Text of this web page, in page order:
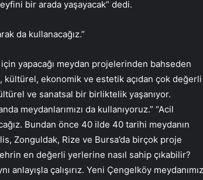
bir arada yaşayacak” dedi.
da kullanacağız.”
yapacağı meydan projelerinden bahseden
kültürel, ekonomik ve estetik açıdan çok değerli
ve sanatsal bir birliktelik yaşanıyor.
meydanlarımızı da kullanıyoruz.” “Acil
Bundan önce 40 ilde 40 tarihi meydanın
Zonguldak, Rize ve Bursa’da birçok proje
en değerli yerlerine nasıl sahip çıkabilir?
anlayışla çalışırız. Yeni Çengelköy